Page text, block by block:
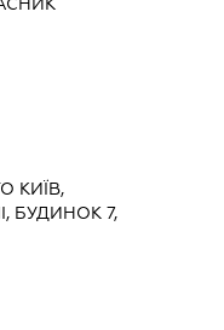
КИЇВ,
БУДИНОК 7,